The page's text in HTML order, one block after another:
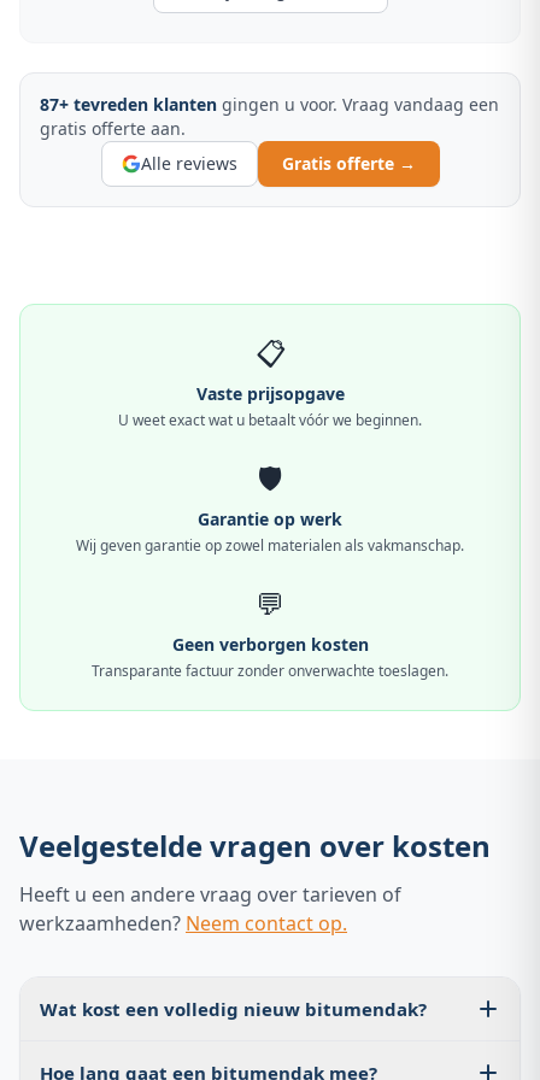
87+ tevreden klanten gingen u voor. Vraag vandaag een
gratis offerte aan.
Alle reviews
Gratis offerte →
📋
Vaste prijsopgave
U weet exact wat u betaalt vóór we beginnen.
🛡️
Garantie op werk
Wij geven garantie op zowel materialen als vakmanschap.
💬
Geen verborgen kosten
Transparante factuur zonder onverwachte toeslagen.
Veelgestelde vragen over kosten
Heeft u een andere vraag over tarieven of
werkzaamheden? Neem contact op.
Wat kost een volledig nieuw bitumendak?
Hoe lang gaat een bitumendak mee?